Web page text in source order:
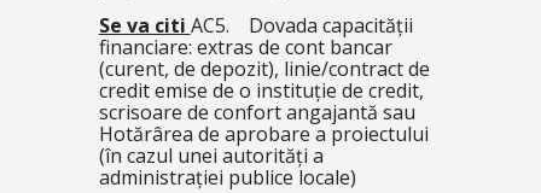
Se va citi AC5. Dovada capacității
financiare: extras de cont bancar
(curent, de depozit), linie/contract de
credit emise de o instituție de credit,
scrisoare de confort angajantă sau
Hotărârea de aprobare a proiectului
(în cazul unei autorități a
administrației publice locale)